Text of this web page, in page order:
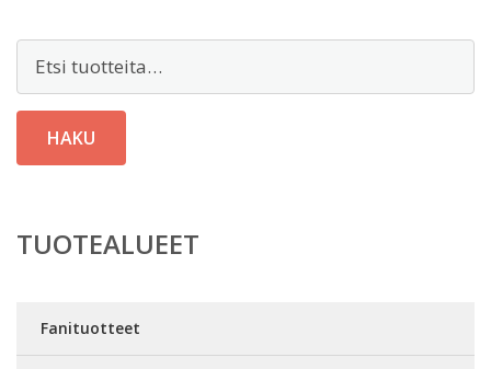
Etsi:
HAKU
TUOTEALUEET
Fanituotteet